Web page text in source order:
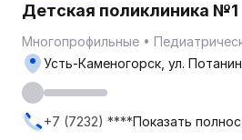
Детская поликлиника №1
Многопрофильные
Усть-Каменогорск, ул.
+7 (7232) ****Показать